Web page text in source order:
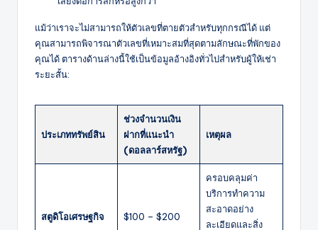
แม้ว่าเราจะไม่สามารถให้ตัวเลขที่ตายตัวสำหรับทุกกรณีได้ แต่
คุณสามารถพิจารณาตัวเลขที่เหมาะสมที่สุดตามลักษณะที่พักของ
คุณได้ ตารางด้านล่างนี้ใช้เป็นข้อมูลอ้างอิงทั่วไปสำหรับผู้ให้เช่า
ระยะสั้น:
ประเภททรัพย์สิน
ช่วงจำนวนเงิน
ฝากที่แนะนำ
(ดอลลาร์สหรัฐ)
เหตุผล
สตูดิโอเศรษฐกิจ $100 – $200
ครอบคลุมค่า
บริการทำความ
สะอาดอย่าง
ละเอียดและสิ่ง